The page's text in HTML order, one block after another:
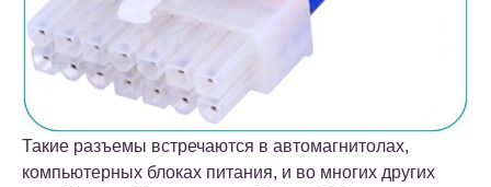
Такие разъемы встречаются в автомагнитолах,
компьютерных блоках питания, и во многих других